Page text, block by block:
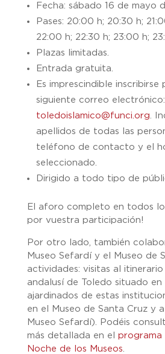
Fecha: sábado 16 de mayo
Pases: 20:00 h; 20:30 h;
22:00 h; 22:30 h; 23:00 h;
Plazas limitadas.
Entrada gratuita.
Es imprescindible inscribirse
siguiente correo electrónico:
toledoislamico@funci.org .
apellidos de todas las
teléfono de contacto y el
seleccionado.
Dirigido a todo tipo de
El aforo completo en todos
por vuestra participación!
Por otro lado, también
Museo Sefardí y el Museo de
actividades: visitas al
andalusí de Toledo situado en
ajardinados de estas
en el Museo de Santa Cruz y
Museo Sefardí). Podéis
más detallada en el programa
Noche de los Museos